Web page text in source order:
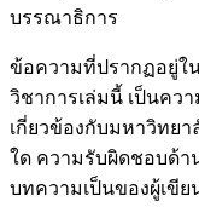
บรรณาธิการ
ข้อความที่ปรากฏอยู่ใ
วิชาการเล่มนี้ เป็นคว
เกี่ยวข้องกับมหาวิทย
ใด ความรับผิดชอบด้า
บทความเป็นของผู้เขี